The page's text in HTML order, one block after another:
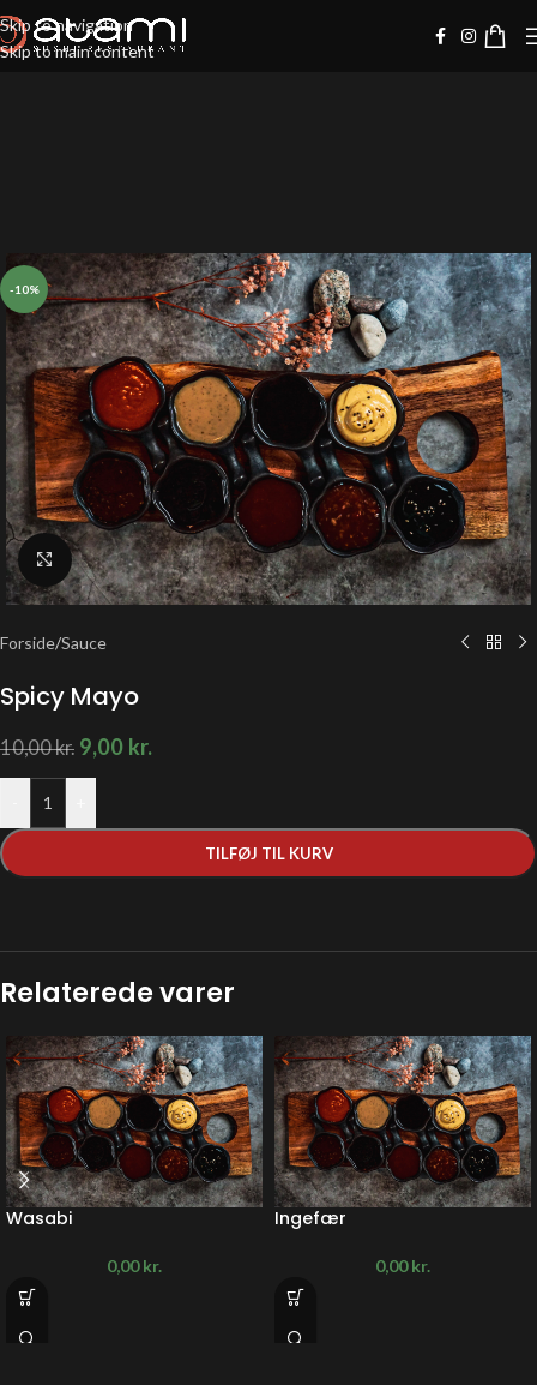
Skip to navigation
Skip to main content
-10%
Klik for at forstørre
Forside/Sauce
Spicy Mayo
10,00kr. 9,00 kr.
TILFØJ TIL KURV
Relaterede varer
Wasabi
0,00kr.
Ingefær
0,00kr.